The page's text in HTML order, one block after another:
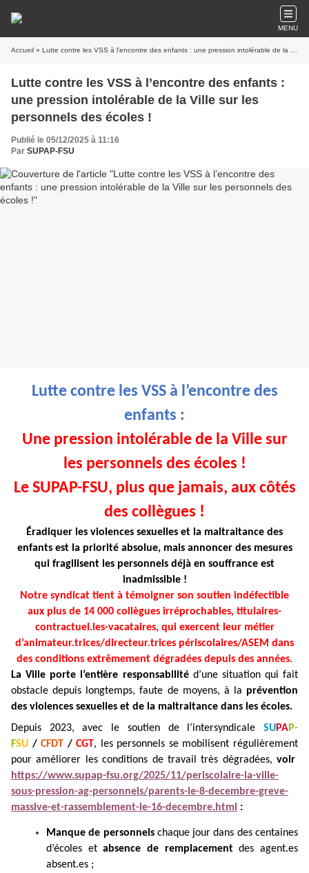
MENU
Accueil » Lutte contre les VSS à l’encontre des enfants : une pression intolérable de la Ville sur les personnels des écoles !
Lutte contre les VSS à l’encontre des enfants :
une pression intolérable de la Ville sur les
personnels des écoles !
Publié le 05/12/2025 à 11:16
Par SUPAP-FSU
Lutte contre les VSS à l’encontre des
enfants :
Une pression intolérable de la Ville sur
les personnels des écoles !
Le SUPAP-FSU, plus que jamais, aux côtés
des collègues !
Éradiquer les violences sexuelles et la maltraitance des
enfants est la priorité absolue, mais annoncer des mesures
qui fragilisent les personnels déjà en souffrance est
inadmissible !
Notre syndicat tient à témoigner son soutien indéfectible
aux plus de 14 000 collègues irréprochables, titulaires-
contractuel.les-vacataires, qui exercent leur métier
d’animateur.trices/directeur.trices périscolaires/ASEM dans
des conditions extrêmement dégradées depuis des années.
La Ville porte l’entière responsabilité d’une situation qui fait
obstacle depuis longtemps, faute de moyens, à la prévention
des violences sexuelles et de la maltraitance dans les écoles.
Depuis 2023, avec le soutien de l’intersyndicale SUPAP-
FSU /CFDT /CGT,
les personnels se mobilisent régulièrement
pour améliorer les conditions de travail très dégradées, voir
https://www.supap-fsu.org/2025/11/periscolaire-la-ville-
sous-pression-ag-personnels/parents-le-8-decembre-greve-
massive-et-rassemblement-le-16-decembre.html :
Manque de personnelschaque jour dans des centaines
d’écoles etabsence de remplacementdes agent.es
absent.es ;